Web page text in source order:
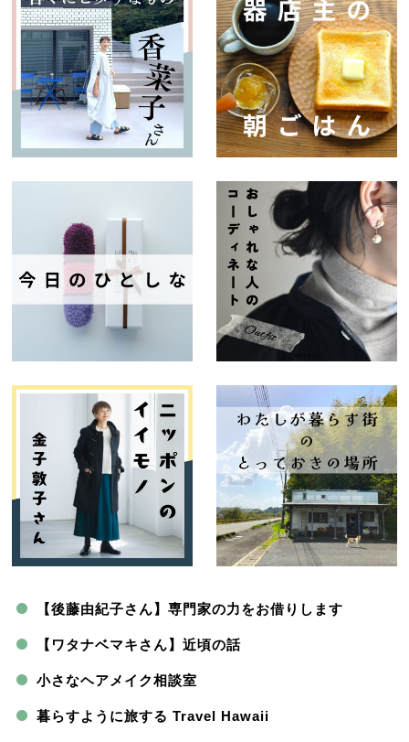
【後藤由紀子さん】専門家の力をお借りします
【ワタナベマキさん】近頃の話
小さなヘアメイク相談室
暮らすように旅する Travel Hawaii